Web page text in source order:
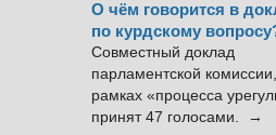
О чём говорится в
по курдскому
Совместный доклад
парламентской
рамках «процесса
принят 47 голосами. →